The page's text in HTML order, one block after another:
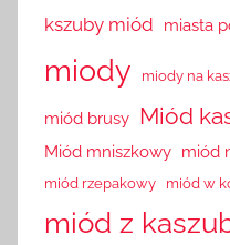
kszuby miód miasta
miody miody na
miód brusy Miód
Miód mniszkowy miód
miód rzepakowy miód w
miód z